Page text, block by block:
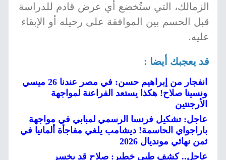
الزمالك، التي ستُخضع أي عرض قادم للدراسة
قبل الحسم بين الموافقة على رحيله أو الإبقاء
عليه.
قد يعجبك أيضا :
انفجار من إبراهيم حسن: في مصر عندنا 26 ميسي
ونسينا صلاح! هكذا يستعد الفراعنة لمواجهة
الأرجنتين
عاجل: تشكيل فرنسا الرسمي لمبابي في مواجهة
باراجواي الحاسمة! ديشامب يلغي مفاجأة ألمانيا في
ثمن نهائي مونديال 2026
عاجل.. كشف طبي خطير: صلاح قد يخسر